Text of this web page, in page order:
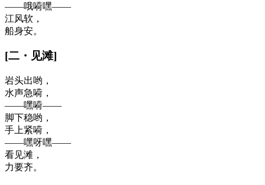
——哦嗬嘿——
江风软，
船身安。
[二 ・ 见滩]
岩头出哟，
水声急嗬，
——嘿嗬——
脚下稳哟，
手上紧嗬，
——嘿呀嘿——
看见滩，
力要齐。